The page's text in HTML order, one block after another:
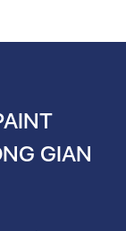
GIAN